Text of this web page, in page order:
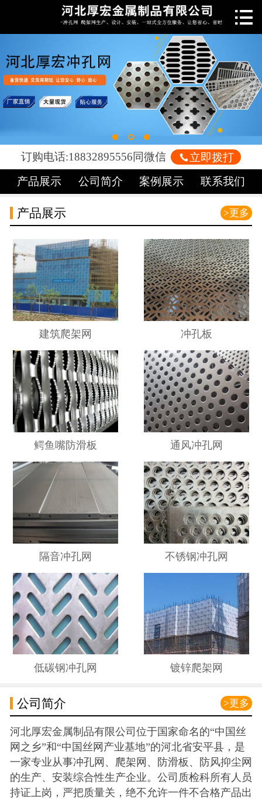
 网站首页
关于我们
新闻中心
产品中心
车间展示
案例展示
荣誉资质

订购电话:18832895556同微信 立即拨打
产品展示
公司简介 案例展示 联系我们
>更多
产品展示
建筑爬架网 冲孔板
鳄鱼嘴防滑板 通风冲孔网
隔音冲孔网 不锈钢冲孔网
低碳钢冲孔网 镀锌爬架网
>更多
公司简介
河北厚宏金属制品有限公司位于国家命名的“中国丝
网之乡”和“中国丝网产业基地”的河北省安平县，是
一家专业从事冲孔网、爬架网、防滑板、防风抑尘网
的生产、安装综合性生产企业。公司质检科所有人员
持证上岗，严把质量关，绝不允许一件不合格产品出